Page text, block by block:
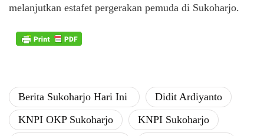
melanjutkan estafet pergerakan pemuda di Sukoharjo.
​Berita Sukoharjo Hari Ini ​
Didit Ardiyanto
KNPI ​OKP Sukoharjo
KNPI Sukoharjo